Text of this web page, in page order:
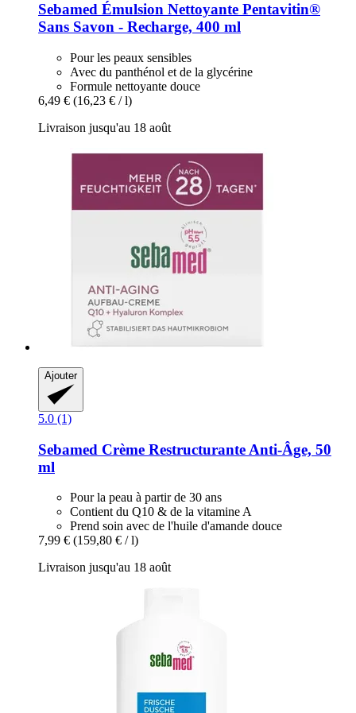
Sebamed Émulsion Nettoyante Pentavitin®
Sans Savon -​ Recharge, 400 ml
Pour les peaux sensibles
Avec du panthénol et de la glycérine
Formule nettoyante douce
6,49 € (16,23 € / l)
Livraison jusqu'au 18 août
Ajouter
5.0 (1)
Sebamed Crème Restructurante Anti-​Âge, 50
ml
Pour la peau à partir de 30 ans
Contient du Q10 & de la vitamine A
Prend soin avec de l'huile d'amande douce
7,99 € (159,80 € / l)
Livraison jusqu'au 18 août